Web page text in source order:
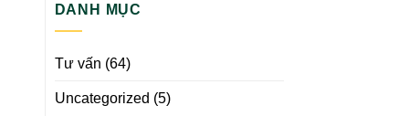
DANH MỤC
Tư vấn (64)
Uncategorized (5)